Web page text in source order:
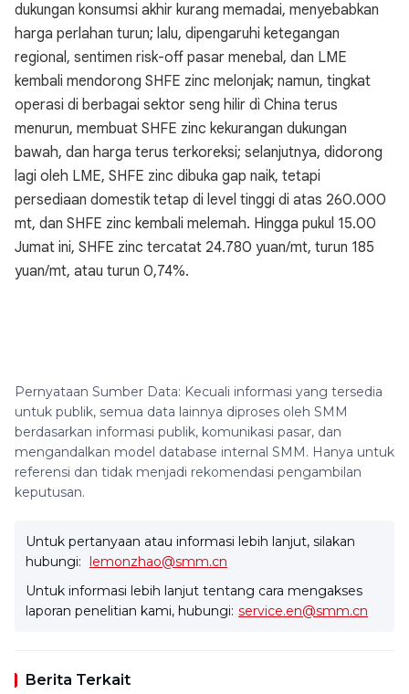
dukungan konsumsi akhir kurang memadai, menyebabkan
harga perlahan turun; lalu, dipengaruhi ketegangan
regional, sentimen risk-off pasar menebal, dan LME
kembali mendorong SHFE zinc melonjak; namun, tingkat
operasi di berbagai sektor seng hilir di China terus
menurun, membuat SHFE zinc kekurangan dukungan
bawah, dan harga terus terkoreksi; selanjutnya, didorong
lagi oleh LME, SHFE zinc dibuka gap naik, tetapi
persediaan domestik tetap di level tinggi di atas 260.000
mt, dan SHFE zinc kembali melemah. Hingga pukul 15.00
Jumat ini, SHFE zinc tercatat 24.780 yuan/mt, turun 185
yuan/mt, atau turun 0,74%.
Pernyataan Sumber Data: Kecuali informasi yang tersedia
untuk publik, semua data lainnya diproses oleh SMM
berdasarkan informasi publik, komunikasi pasar, dan
mengandalkan model database internal SMM. Hanya untuk
referensi dan tidak menjadi rekomendasi pengambilan
keputusan.
Untuk pertanyaan atau informasi lebih lanjut, silakan
hubungi: lemonzhao@smm.cn
Untuk informasi lebih lanjut tentang cara mengakses
laporan penelitian kami, hubungi: service.en@smm.cn
Berita Terkait